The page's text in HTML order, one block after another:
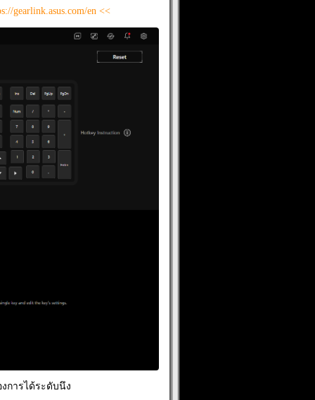
gearlink.asus.com/en <<
การได้ระดับนึง